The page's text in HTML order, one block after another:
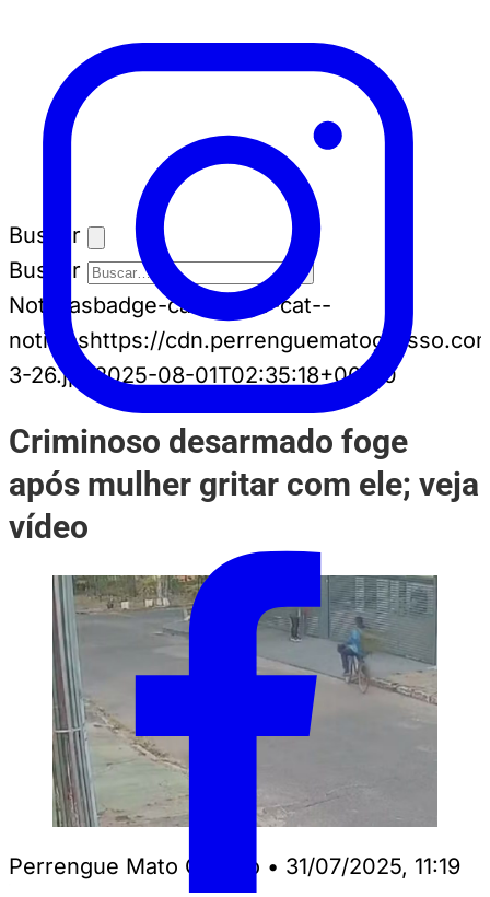
Buscar
Buscar
Notíciasbadge-cat badge-cat--
noticiashttps://
3-26.jpg 2025-08-01T02:35:18+00:00
Criminoso desarmado foge
após mulher gritar com ele; veja
vídeo
Perrengue Mato Grosso • 31/07/2025, 11:19